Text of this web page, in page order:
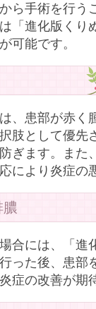
ら手術を行う
「進化版くり
可能です。
、患部が赤
肢として優先
ぎます。ま
により炎症の
膿
合には、「進
った後、患
症の改善が期